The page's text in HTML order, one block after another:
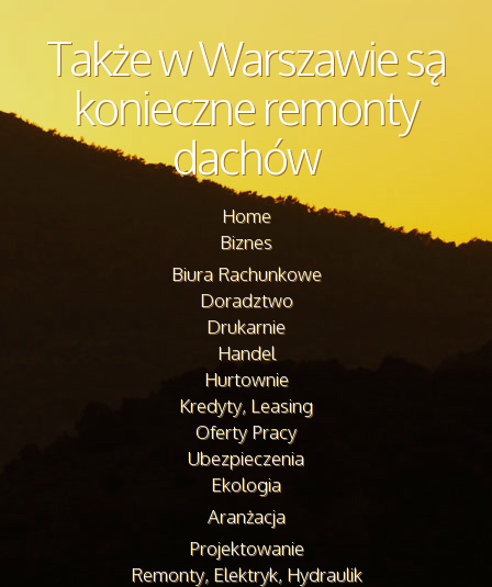
Także w Warszawie są
konieczne remonty
dachów
Home
Biznes
Biura Rachunkowe
Doradztwo
Drukarnie
Handel
Hurtownie
Kredyty, Leasing
Oferty Pracy
Ubezpieczenia
Ekologia
Aranżacja
Projektowanie
Remonty, Elektryk, Hydraulik